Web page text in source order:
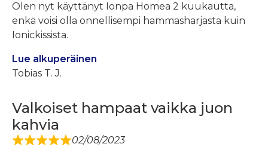
Olen nyt käyttänyt Ionpa Homea 2 kuukautta,
enkä voisi olla onnellisempi hammasharjasta kuin
Ionickissista.
Lue alkuperäinen
Tobias T. J.
Valkoiset hampaat vaikka juon
kahvia
02/08/2023